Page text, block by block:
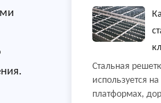
проектов. От
станций
морских
транспортных
решетка
прочности,
Стальная
используется
платформах,